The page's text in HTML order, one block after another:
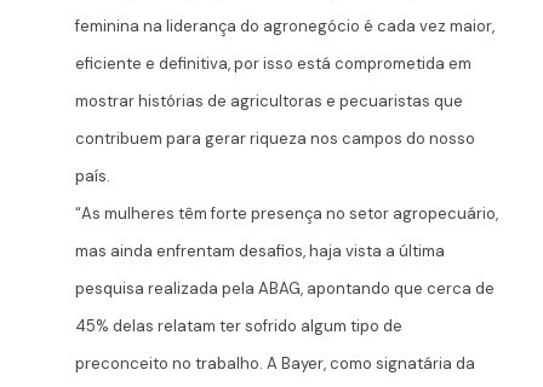
feminina na liderança do agronegócio é cada vez maior,
eficiente e definitiva, por isso está comprometida em
mostrar histórias de agricultoras e pecuaristas que
contribuem para gerar riqueza nos campos do nosso
país.
“As mulheres têm forte presença no setor agropecuário,
mas ainda enfrentam desafios, haja vista a última
pesquisa realizada pela ABAG, apontando que cerca de
45% delas relatam ter sofrido algum tipo de
preconceito no trabalho. A Bayer, como signatária da